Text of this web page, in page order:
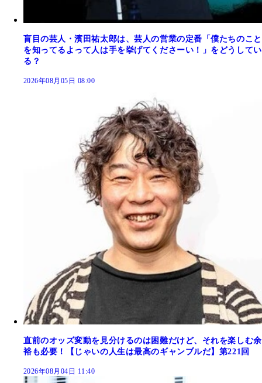
盲目の芸人・濱田祐太郎は、芸人の営業の定番「僕たちのこと
を知ってるよって人は手を挙げてくださーい！」をどうしてい
る？
2026年08月05日 08:00
直前のオッズ変動を見分けるのは困難だけど、それを楽しむ余
裕も必要！【じゃいの人生は最高のギャンブルだ】第221回
2026年08月04日 11:40